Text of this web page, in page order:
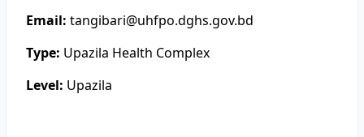
Email: tangibari@uhfpo.dghs.gov.bd
Type: Upazila Health Complex
Level: Upazila